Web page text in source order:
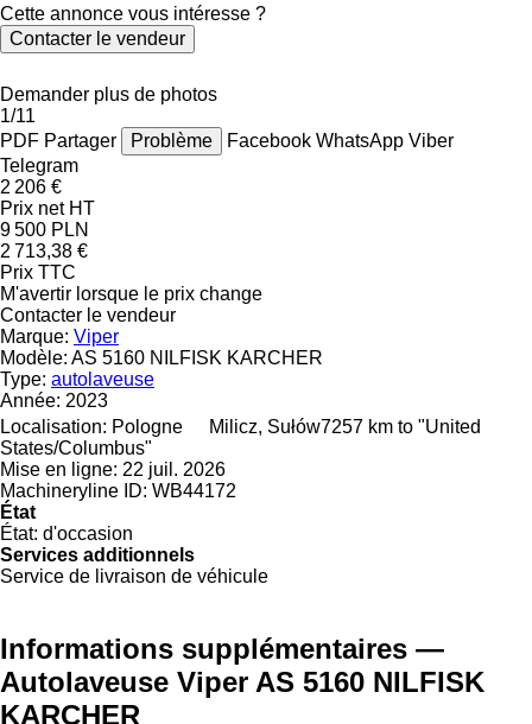
Cette annonce vous intéresse ?
Contacter le vendeur
Demander plus de photos
1/11
PDF Partager Problème Facebook WhatsApp Viber
Telegram
2 206 €
Prix net HT
9 500 PLN
2 713,38 €
Prix TTC
M'avertir lorsque le prix change
Contacter le vendeur
Marque: Viper
Modèle: AS 5160 NILFISK KARCHER
Type: autolaveuse
Année: 2023
Localisation: Pologne Milicz, Sułów7257 km to "United
States/Columbus"
Mise en ligne: 22 juil. 2026
Machineryline ID: WB44172
État
État: d'occasion
Services additionnels
Service de livraison de véhicule
Informations supplémentaires —
Autolaveuse Viper AS 5160 NILFISK
KARCHER